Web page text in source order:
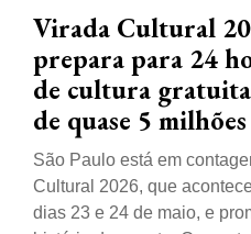
Virada Cultural
prepara para 24
de cultura
de quase 5 milhões
São Paulo está em
Cultural 2026, que
dias 23 e 24 de maio, e